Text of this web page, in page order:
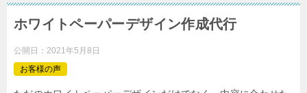
ホワイトペーパーデザイン作成代行
公開日： 2021年5月8日
お客様の声